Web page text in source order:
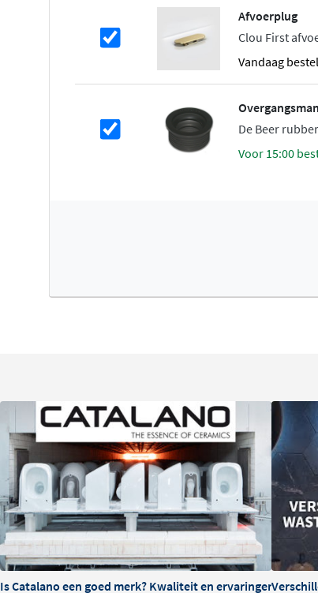
Dankzij het gebruik van messing is deze sifon
dagelijks gebruik. De verschillende afwerkingen
bieden langdurige bescherming tegen vocht en
zoals brons, gunmetal en goud zijn extra
Eenvoudig onderhoud
Afvoerplug
Clou First
vandaag
De Beer
voor 15:00
Is Catalano een goed merk? Kwaliteit en ervaringen